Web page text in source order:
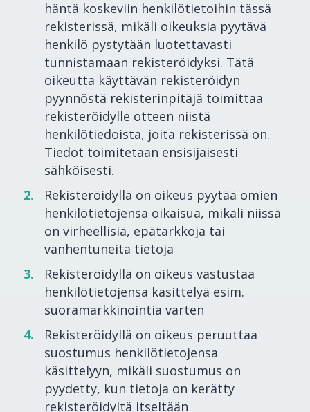
häntä koskeviin henkilötietoihin tässä
rekisterissä, mikäli oikeuksia pyytävä
henkilö pystytään luotettavasti
tunnistamaan rekisteröidyksi. Tätä
oikeutta käyttävän rekisteröidyn
pyynnöstä rekisterinpitäjä toimittaa
rekisteröidylle otteen niistä
henkilötiedoista, joita rekisterissä on.
Tiedot toimitetaan ensisijaisesti
sähköisesti.
Rekisteröidyllä on oikeus pyytää omien
henkilötietojensa oikaisua, mikäli niissä
on virheellisiä, epätarkkoja tai
vanhentuneita tietoja
Rekisteröidyllä on oikeus vastustaa
henkilötietojensa käsittelyä esim.
suoramarkkinointia varten
Rekisteröidyllä on oikeus peruuttaa
suostumus henkilötietojensa
käsittelyyn, mikäli suostumus on
pyydetty, kun tietoja on kerätty
rekisteröidyltä itseltään